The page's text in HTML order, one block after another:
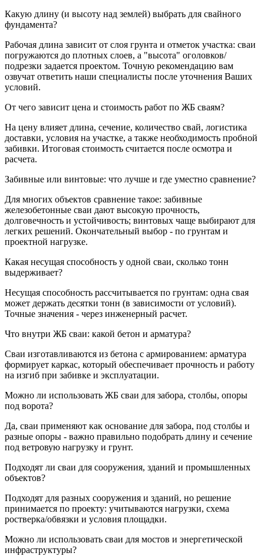
Какую длину (и высоту над землей) выбрать для свайного
фундамента?
Рабочая длина зависит от слоя грунта и отметок участка: сваи
погружаются до плотных слоев, а "высота" оголовков/
подрезки задается проектом. Точную рекомендацию вам
озвучат ответить наши специалисты после уточнения Ваших
условий.
От чего зависит цена и стоимость работ по ЖБ сваям?
На цену влияет длина, сечение, количество свай, логистика
доставки, условия на участке, а также необходимость пробной
забивки. Итоговая стоимость считается после осмотра и
расчета.
Забивные или винтовые: что лучше и где уместно сравнение?
Для многих объектов сравнение такое: забивные
железобетонные сваи дают высокую прочность,
долговечность и устойчивость; винтовых чаще выбирают для
легких решений. Окончательный выбор - по грунтам и
проектной нагрузке.
Какая несущая способность у одной сваи, сколько тонн
выдерживает?
Несущая способность рассчитывается по грунтам: одна свая
может держать десятки тонн (в зависимости от условий).
Точные значения - через инженерный расчет.
Что внутри ЖБ сваи: какой бетон и арматура?
Сваи изготавливаются из бетона с армированием: арматура
формирует каркас, который обеспечивает прочность и работу
на изгиб при забивке и эксплуатации.
Можно ли использовать ЖБ сваи для забора, столбы, опоры
под ворота?
Да, сваи применяют как основание для забора, под столбы и
разные опоры - важно правильно подобрать длину и сечение
под ветровую нагрузку и грунт.
Подходят ли сваи для сооружения, зданий и промышленных
объектов?
Подходят для разных сооружения и зданий, но решение
принимается по проекту: учитываются нагрузки, схема
ростверка/обвязки и условия площадки.
Можно ли использовать сваи для мостов и энергетической
инфраструктуры?